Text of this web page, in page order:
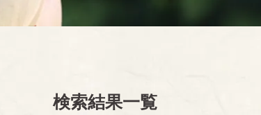
検索結果一覧